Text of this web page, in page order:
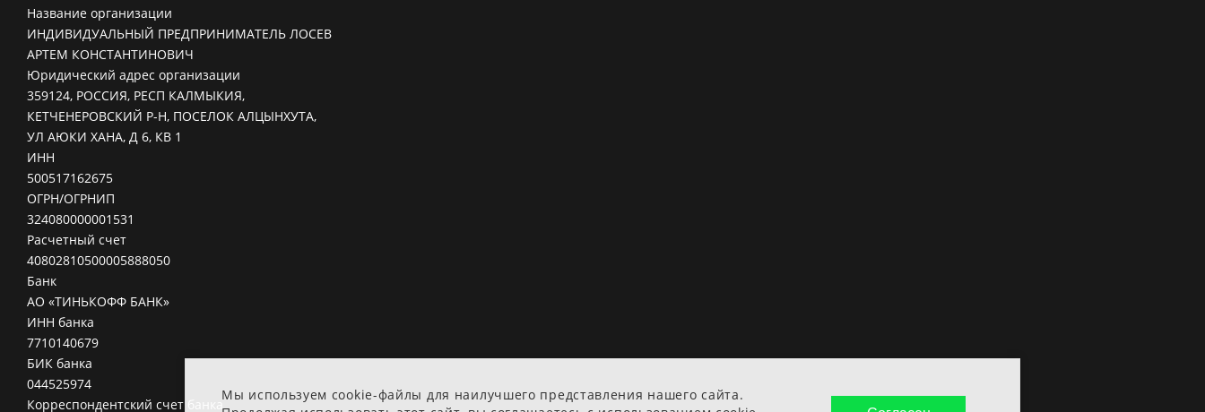
Мы используем cookie-файлы для наилучшего представления нашего сайта.
Название организации
ИНДИВИДУАЛЬНЫЙ ПРЕДПРИНИМАТЕЛЬ ЛОСЕВ
АРТЕМ КОНСТАНТИНОВИЧ
Юридический адрес организации
359124, РОССИЯ, РЕСП КАЛМЫКИЯ,
КЕТЧЕНЕРОВСКИЙ Р-Н, ПОСЕЛОК АЛЦЫНХУТА,
УЛ АЮКИ ХАНА, Д 6, КВ 1
ИНН
500517162675
ОГРН/ОГРНИП
324080000001531
Расчетный счет
40802810500005888050
Банк
АО «ТИНЬКОФФ БАНК»
ИНН банка
7710140679
БИК банка
044525974
Корреспондентский счет банка